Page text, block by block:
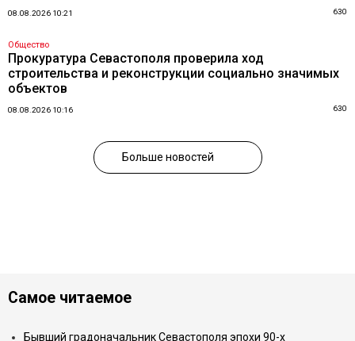
08.08.2026 10:21 630
Общество
Прокуратура Севастополя проверила ход
строительства и реконструкции социально значимых
объектов
08.08.2026 10:16 630
Больше новостей
Самое читаемое
Бывший градоначальник Севастополя эпохи 90-х